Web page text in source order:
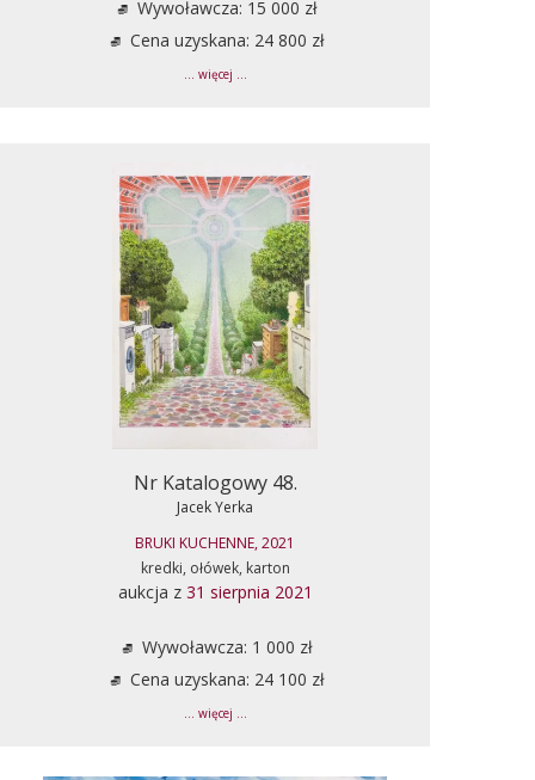
Wywoławcza: 15 000 zł
Cena uzyskana: 24 800 zł
... więcej ...
Nr Katalogowy 48.
Jacek Yerka
BRUKI KUCHENNE, 2021
kredki, ołówek, karton
aukcja z 31 sierpnia 2021
Wywoławcza: 1 000 zł
Cena uzyskana: 24 100 zł
... więcej ...